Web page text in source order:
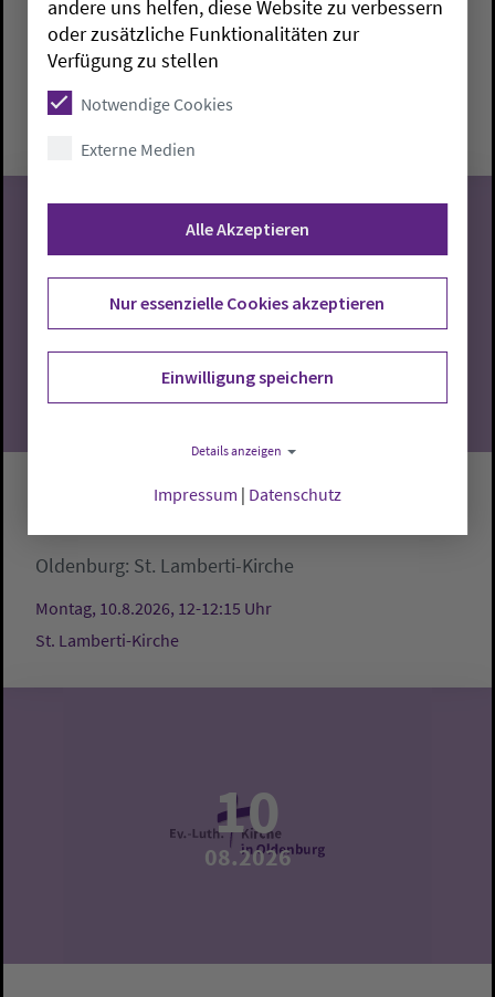
Brake:Paul-Gerhardt-Haus
Montag, 10.8.2026, 10-11:30 Uhr
10
08.2026
Mittagsgebet
Oldenburg: St. Lamberti-Kirche
Montag, 10.8.2026, 12-12:15 Uhr
St. Lamberti-Kirche
10
08.2026
andere uns helfen, diese Website zu verbessern
oder zusätzliche Funktionalitäten zur
Verfügung zu stellen
Notwendige Cookies
Externe Medien
Alle Akzeptieren
Nur essenzielle Cookies akzeptieren
Einwilligung speichern
Details anzeigen
Impressum | Datenschutz